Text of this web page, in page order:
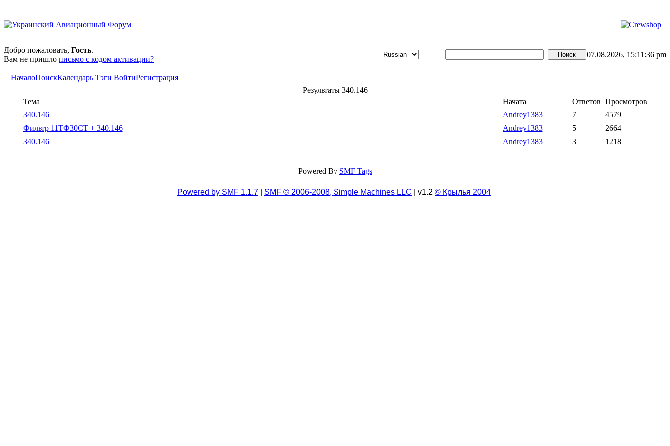
Добро пожаловать, Гость.
Вам не пришло письмо с кодом активации?
07.08.2026, 15:11:36 pm
НачалоПоискКалендарь Тэги ВойтиРегистрация
Результаты 340.146
Тема
Начата Ответов Просмотров
340.146
Andrey1383 7
4579
Фильтр 11ТФ30СТ + 340.146
Andrey1383 5
2664
340.146
Andrey1383 3 1218
Powered By SMF Tags
Powered by SMF 1.1.7 SMF © 2006-2008, Simple Machines LLC | v1.2 © Крылья 2004